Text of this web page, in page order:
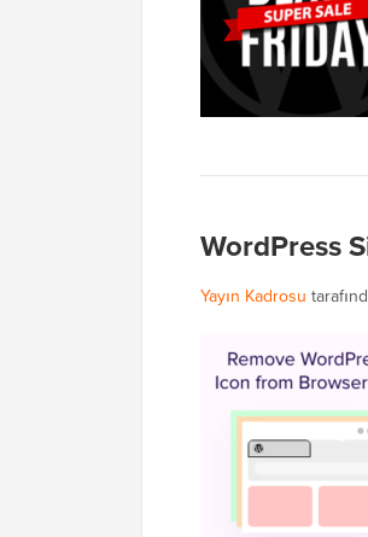
WordPress
Yayın Kadrosu